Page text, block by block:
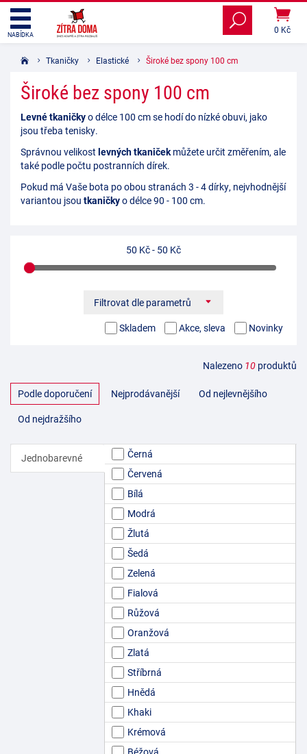
0 Kč
NABÍDKA
Tkaničky Elastické Široké bez spony 100 cm
Široké bez spony 100 cm
Levné tkaničkyo délce 100 cm se hodí do nízké obuvi, jako
jsou třeba tenisky.
Správnou velikost levných tkaničekmůžete určit změřením, ale
také podle počtu postranních dírek.
Pokud má Vaše bota po obou stranách 3 - 4 dírky, nejvhodnější
variantou jsou tkaničkyo délce 90 - 100 cm.
50 Kč- 50 Kč
Filtrovat dle parametrů
Skladem
Akce, sleva Novinky
Nalezeno 10 produktů
Podle doporučení Nejprodávanější
Od nejlevnějšího
Od nejdražšího
Jednobarevné
Černá
Červená
Bílá
Modrá
Žlutá
Šedá
Zelená
Fialová
Růžová
Oranžová
Zlatá
Stříbrná
Hnědá
Khaki
Krémová